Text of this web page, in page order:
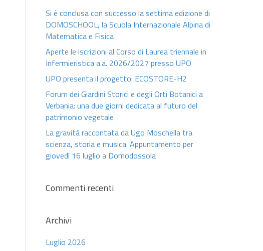
Si è conclusa con successo la settima edizione di
DOMOSCHOOL, la Scuola Internazionale Alpina di
Matematica e Fisica
Aperte le iscrizioni al Corso di Laurea triennale in
Infermieristica a.a. 2026/2027 presso UPO
UPO presenta il progetto: ECOSTORE-H2
Forum dei Giardini Storici e degli Orti Botanici a
Verbania: una due giorni dedicata al futuro del
patrimonio vegetale
La gravità raccontata da Ugo Moschella tra
scienza, storia e musica. Appuntamento per
giovedì 16 luglio a Domodossola
Commenti recenti
Archivi
Luglio 2026